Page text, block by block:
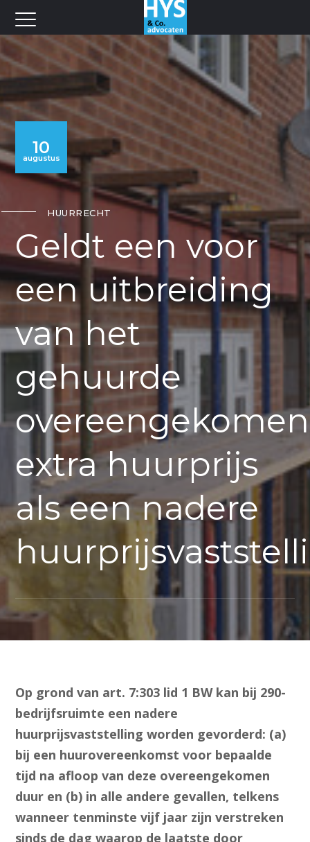
10
augustus
HUURRECHT
Geldt een voor
een uitbreiding
van het
gehuurde
overeengekomen
extra huurprijs
als een nadere
Op grond van art. 7:303 lid 1 BW kan bij 290-
bedrijfsruimte een nadere
huurprijsvaststelling worden gevorderd: (a)
bij een huurovereenkomst voor bepaalde
tijd na afloop van deze overeengekomen
duur en (b) in alle andere gevallen, telkens
wanneer tenminste vijf jaar zijn verstreken
sinds de dag waarop de laatste door